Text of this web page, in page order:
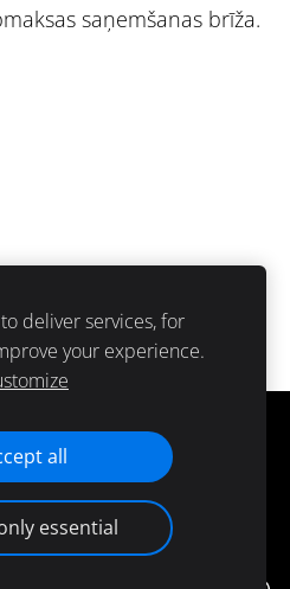
saturu. Ja papildus satura
nospiežot uz
saņemšanas brīža.
deliver services, for
your experience.
all
essential